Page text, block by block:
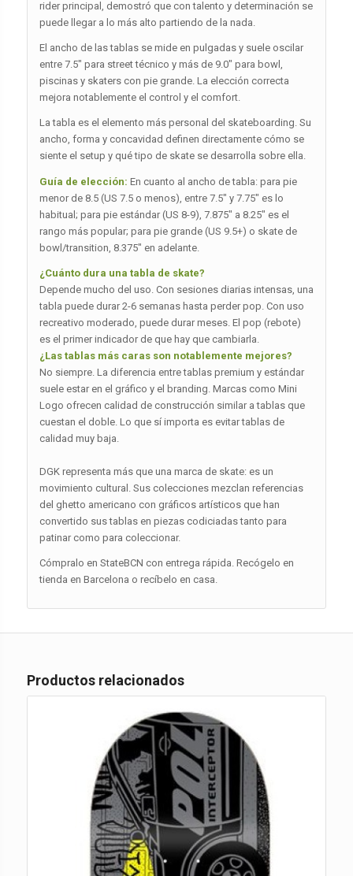
rider principal, demostró que con talento y determinación se
puede llegar a lo más alto partiendo de la nada.
El ancho de las tablas se mide en pulgadas y suele oscilar
entre 7.5″ para street técnico y más de 9.0″ para bowl,
piscinas y skaters con pie grande. La elección correcta
mejora notablemente el control y el comfort.
La tabla es el elemento más personal del skateboarding. Su
ancho, forma y concavidad definen directamente cómo se
siente el setup y qué tipo de skate se desarrolla sobre ella.
Guía de elección: En cuanto al ancho de tabla: para pie
menor de 8.5 (US 7.5 o menos), entre 7.5″ y 7.75″ es lo
habitual; para pie estándar (US 8-9), 7.875″ a 8.25″ es el
rango más popular; para pie grande (US 9.5+) o skate de
bowl/transition, 8.375″ en adelante.
¿Cuánto dura una tabla de skate?
Depende mucho del uso. Con sesiones diarias intensas, una
tabla puede durar 2-6 semanas hasta perder pop. Con uso
recreativo moderado, puede durar meses. El pop (rebote)
es el primer indicador de que hay que cambiarla.
¿Las tablas más caras son notablemente mejores?
No siempre. La diferencia entre tablas premium y estándar
suele estar en el gráfico y el branding. Marcas como Mini
Logo ofrecen calidad de construcción similar a tablas que
cuestan el doble. Lo que sí importa es evitar tablas de
calidad muy baja.
DGK representa más que una marca de skate: es un
movimiento cultural. Sus colecciones mezclan referencias
del ghetto americano con gráficos artísticos que han
convertido sus tablas en piezas codiciadas tanto para
patinar como para coleccionar.
Cómpralo en StateBCN con entrega rápida. Recógelo en
tienda en Barcelona o recíbelo en casa.
Productos relacionados